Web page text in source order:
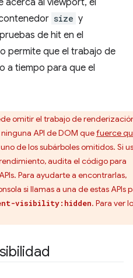
size y
de hit en el
permite que el trabajo de
a tiempo para que el
omitir el trabajo de
API de DOM quefuerce
de los subárboles omitidos. Si
audita el código para
Para ayudarte a encontrarlas,
si llamas a una de estas APIs
visibility:hidden. Para ver